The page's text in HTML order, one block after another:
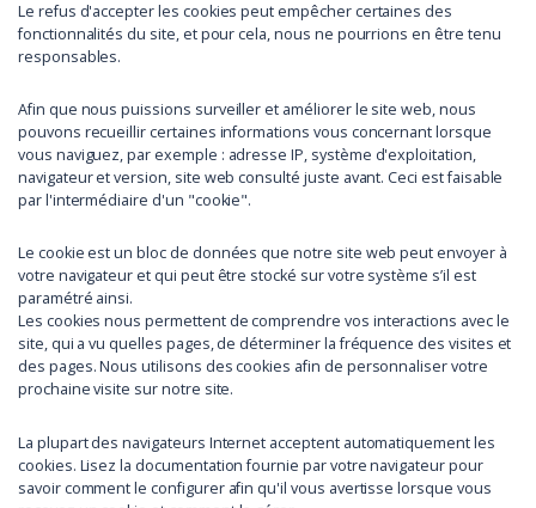
Le refus d'accepter les cookies peut empêcher certaines des
fonctionnalités du site, et pour cela, nous ne pourrions en être tenu
responsables.
Afin que nous puissions surveiller et améliorer le site web, nous
pouvons recueillir certaines informations vous concernant lorsque
vous naviguez, par exemple : adresse IP, système d'exploitation,
navigateur et version, site web consulté juste avant. Ceci est faisable
par l'intermédiaire d'un "cookie".
Le cookie est un bloc de données que notre site web peut envoyer à
votre navigateur et qui peut être stocké sur votre système s’il est
paramétré ainsi.
Les cookies nous permettent de comprendre vos interactions avec le
site, qui a vu quelles pages, de déterminer la fréquence des visites et
des pages. Nous utilisons des cookies afin de personnaliser votre
prochaine visite sur notre site.
La plupart des navigateurs Internet acceptent automatiquement les
cookies. Lisez la documentation fournie par votre navigateur pour
savoir comment le configurer afin qu'il vous avertisse lorsque vous